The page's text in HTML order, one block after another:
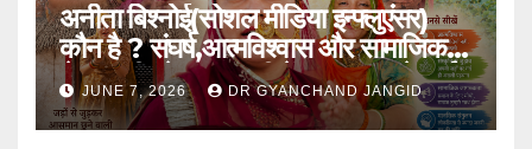
अनीता बिश्नोई(सोशल मीडिया इन्फ्लुएंसर)
कौन है ? संघर्ष,आत्मविश्वास और सामाजिक
चेतना की प्रेरक,हाल ही में एक घटना से आई
चर्चा में,
JUNE 7, 2026 DR GYANCHAND JANGID